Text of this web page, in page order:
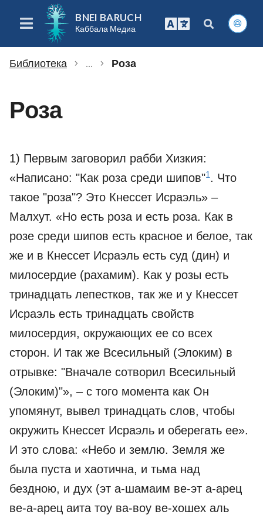
BNEI BARUCH
Каббала Медиа
Библиотека chevron_right ... chevron_right Роза
Роза
1) Первым заговорил рабби Хизкия:
«Написано: "Как роза среди шипов"1. Что
такое "роза"? Это Кнессет Исраэль» –
Малхут. «Но есть роза и есть роза. Как в
розе среди шипов есть красное и белое, так
же и в Кнессет Исраэль есть суд (дин) и
милосердие (рахамим). Как у розы есть
тринадцать лепестков, так же и у Кнессет
Исраэль есть тринадцать свойств
милосердия, окружающих ее со всех
сторон. И так же Всесильный (Элоким) в
отрывке: "Вначале сотворил Всесильный
(Элоким)"», – с того момента как Он
упомянут, вывел тринадцать слов, чтобы
окружить Кнессет Исраэль и оберегать ее».
И это слова: «Небо и землю. Земля же
была пуста и хаотична, и тьма над
бездною, и дух (эт а-шамаим ве-эт а-арец
ве-а-арец аита тоу ва-воу ве-хошех аль